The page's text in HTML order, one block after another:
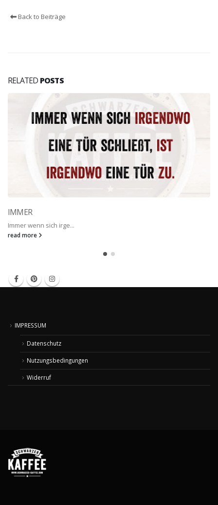
Back to Beiträge
RELATED POSTS
IMMER
Immer wenn sich irge...
read more
IMPRESSUM
Datenschutz
Nutzungsbedingungen
Widerruf